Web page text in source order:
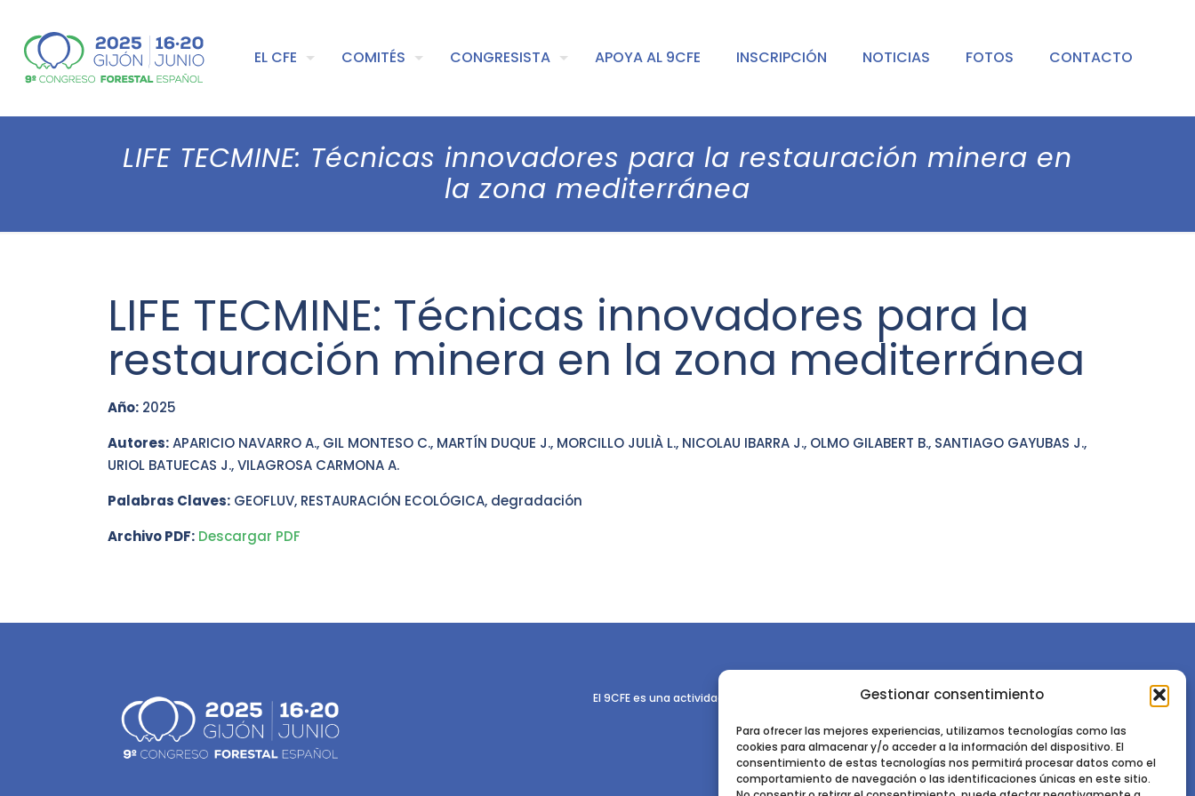
Gestionar consentimiento
Para ofrecer las mejores experiencias, utilizamos tecnologías como las
cookies para almacenar y/o acceder a la información del dispositivo. El
consentimiento de estas tecnologías nos permitirá procesar datos como el
comportamiento de navegación o las identificaciones únicas en este sitio.
EL CFE COMITÉS CONGRESISTA APOYA AL 9CFE INSCRIPCIÓN NOTICIAS FOTOS CONTACTO
LIFE TECMINE: Técnicas innovadores para la restauración minera en
la zona mediterránea
LIFE TECMINE: Técnicas innovadores para la
restauración minera en la zona mediterránea
Año: 2025
Autores:APARICIO NAVARRO A., GIL MONTESO C., MARTÍN DUQUE J., MORCILLO JULIÀ L., NICOLAU IBARRA J., OLMO GILABERT B., SANTIAGO GAYUBAS J.,
URIOL BATUECAS J., VILAGROSA CARMONA A.
Palabras Claves: GEOFLUV, RESTAURACIÓN ECOLÓGICA, degradación
Archivo PDF: Descargar PDF
El 9CFE es una actividad promovida por la Sociedad Española de Ciencias Forestales
Instituto de Ciencias Forestales, INIA-CSIC
Ctra. de la Coruña km 7,5 - 28040 Madrid